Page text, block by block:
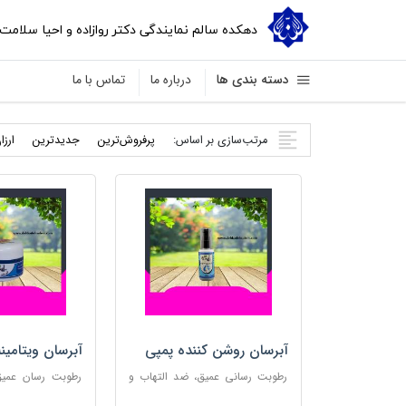
دهکده سالم نمایندگی دکتر روازاده و احیا
دسته بندی ها درباره ما تماس با ما
مرتب‌سازی بر اساس: پرفروش‌ترین جدید‌ترین
آبرسان روشن کننده پمپی
رطوبت رسانی عمیق، ضد التهاب و
آبرسان
رطوبت رسان